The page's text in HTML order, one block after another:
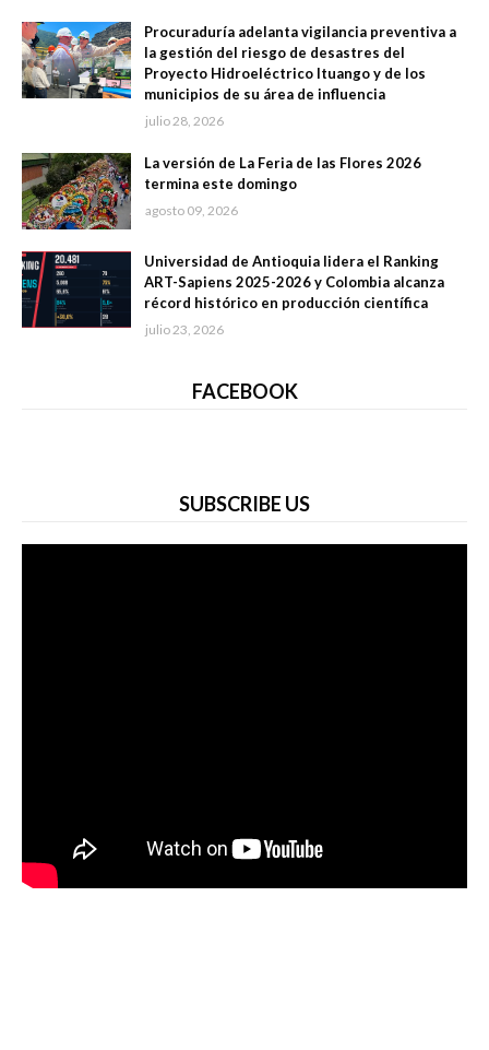
Procuraduría adelanta vigilancia preventiva a
la gestión del riesgo de desastres del
Proyecto Hidroeléctrico Ituango y de los
municipios de su área de influencia
julio 28, 2026
La versión de La Feria de las Flores 2026
termina este domingo
agosto 09, 2026
Universidad de Antioquia lidera el Ranking
ART-Sapiens 2025-2026 y Colombia alcanza
récord histórico en producción científica
julio 23, 2026
FACEBOOK
SUBSCRIBE US